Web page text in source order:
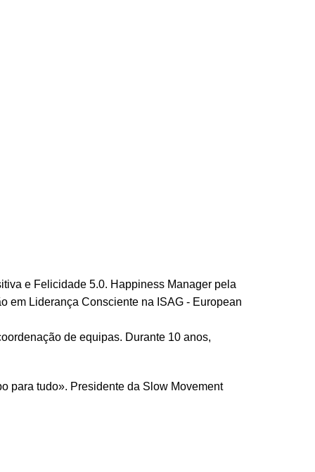
e Felicidade 5.0. Happiness Manager pela
em Liderança Consciente na ISAG - European
de equipas. Durante 10 anos,
para tudo». Presidente da Slow Movement